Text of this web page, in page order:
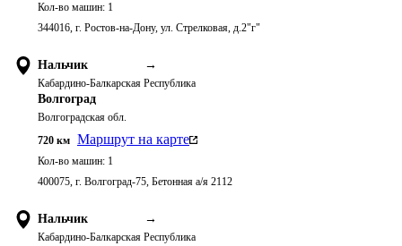
Кол-во машин: 1
344016, г. Ростов-на-Дону, ул. Стрелковая, д.2"г"
Нальчик →
Кабардино-Балкарская Республика
Волгоград
Волгоградская обл.
720 км Маршрут на карте
Кол-во машин: 1
400075, г. Волгоград-75, Бетонная а/я 2112
Нальчик →
Кабардино-Балкарская Республика